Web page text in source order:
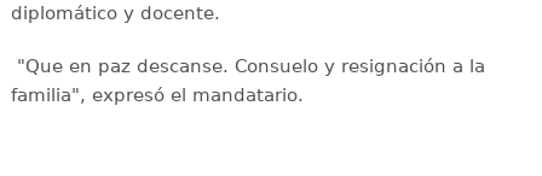
diplomático y docente.
"Que en paz descanse. Consuelo y resignación a la
familia", expresó el mandatario.